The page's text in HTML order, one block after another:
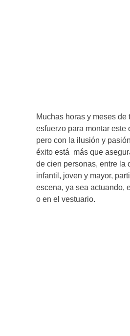
Muchas horas y meses de
esfuerzo para montar este
pero con la ilusión y
éxito está más que
de cien personas, entre la
infantil, joven y mayor,
escena, ya sea actuando,
o en el vestuario.